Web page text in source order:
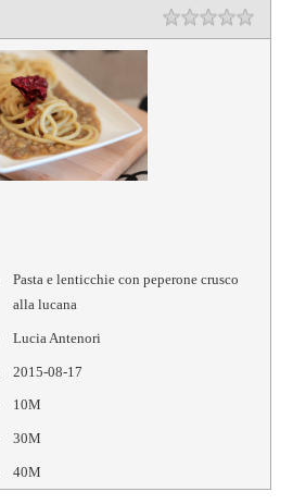
Rating
Pasta e lenticchie con peperone crusco
alla lucana
Lucia Antenori
2015-08-17
10M
30M
40M